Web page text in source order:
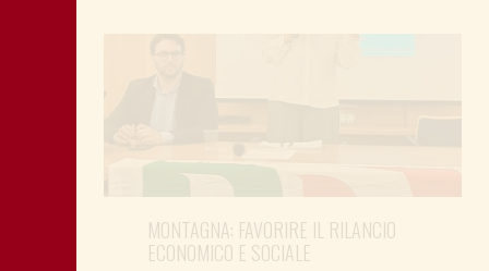
MONTAGNA: FAVORIRE IL RILANCIO
ECONOMICO E SOCIALE